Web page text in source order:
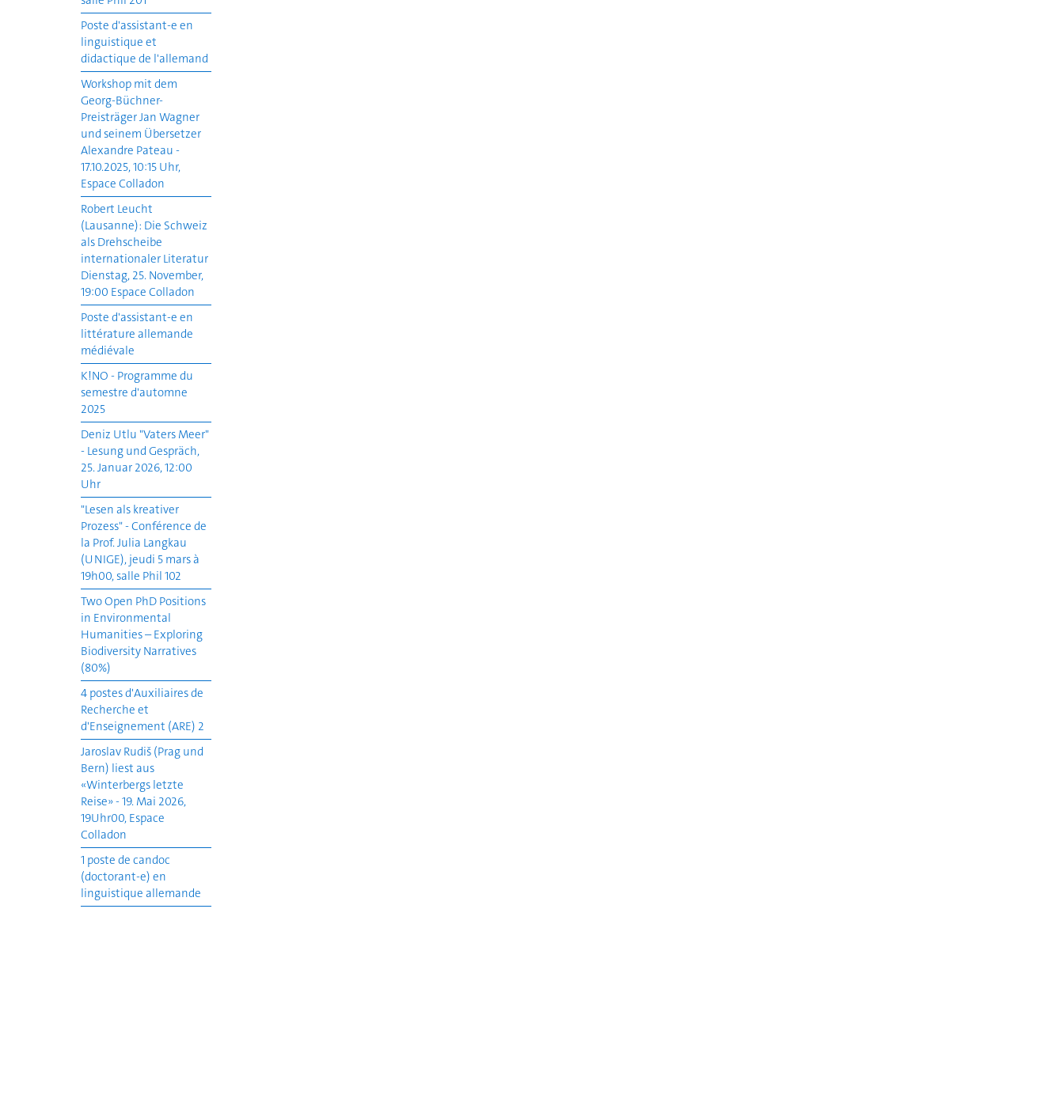
Poste d'assistant-e en
linguistique et
didactique de l'allemand
Workshop mit dem
Georg-Büchner-
Preisträger Jan Wagner
und seinem Übersetzer
Alexandre Pateau -
17.10.2025, 10:15 Uhr,
Espace Colladon
Robert Leucht
(Lausanne): Die Schweiz
als Drehscheibe
internationaler Literatur
Dienstag, 25. November,
19:00 Espace Colladon
Poste d'assistant-e en
littérature allemande
médiévale
K!NO - Programme du
semestre d'automne
2025
Deniz Utlu "Vaters Meer"
- Lesung und Gespräch,
25. Januar 2026, 12:00
Uhr
"Lesen als kreativer
Prozess" - Conférence de
la Prof. Julia Langkau
(UNIGE), jeudi 5 mars à
19h00, salle Phil 102
Two Open PhD Positions
in Environmental
Humanities – Exploring
Biodiversity Narratives
(80%)
4 postes d'Auxiliaires de
Recherche et
d'Enseignement (ARE) 2
Jaroslav Rudiš (Prag und
Bern) liest aus
«Winterbergs letzte
Reise» - 19. Mai 2026,
19Uhr00, Espace
Colladon
1 poste de candoc
(doctorant-e) en
linguistique allemande